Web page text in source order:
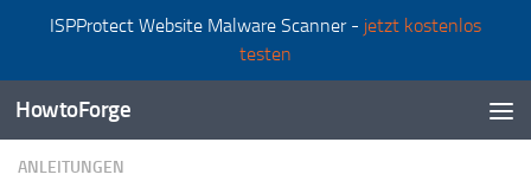
ISPProtect Website Malware Scanner - jetzt kostenlos
testen
Zum Inhalt springen
HowtoForge
ANLEITUNGEN